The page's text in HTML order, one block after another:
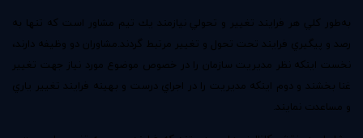
به‌طور كلي هر فرايند تغيير و تحولي نيازمند يك تيم مشاور است كه تنها به
رصد و پيگيري فرايند تحت تحول و تغيير مرتبط گردند.مشاوران دو وظيفه دارند‌،
نخست اينكه نظر مديريت سازمان را در خصوص موضوع مورد نياز جهت تغيير
غنا بخشند و دوم اينكه مديريت را در اجراي درست و بهينه فرايند تغيير ياري
و مساعدت نمايند.